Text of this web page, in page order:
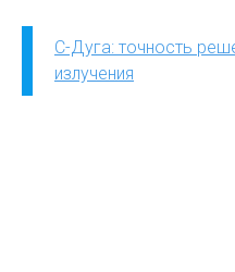
C-Дуга: точность
излучения